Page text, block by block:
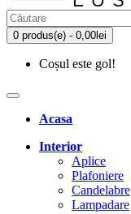
0 produs(e) - 0,00lei
Coșul este gol!
Acasa
Interior
Aplice
Plafoniere
Candelabre
Lampadare